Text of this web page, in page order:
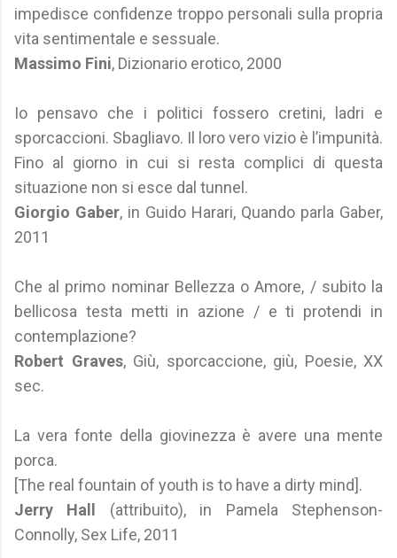
impedisce confidenze troppo personali sulla propria
vita sentimentale e sessuale.
Massimo Fini, Dizionario erotico, 2000
Io pensavo che i politici fossero cretini, ladri e
sporcaccioni. Sbagliavo. Il loro vero vizio è l’impunità.
Fino al giorno in cui si resta complici di questa
situazione non si esce dal tunnel.
Giorgio Gaber, in Guido Harari, Quando parla Gaber,
2011
Che al primo nominar Bellezza o Amore, / subito la
bellicosa testa metti in azione / e ti protendi in
contemplazione?
Robert Graves, Giù, sporcaccione, giù, Poesie, XX
sec.
La vera fonte della giovinezza è avere una mente
porca.
[The real fountain of youth is to have a dirty mind].
Jerry Hall
(attribuito), in Pamela Stephenson-
Connolly, Sex Life, 2011